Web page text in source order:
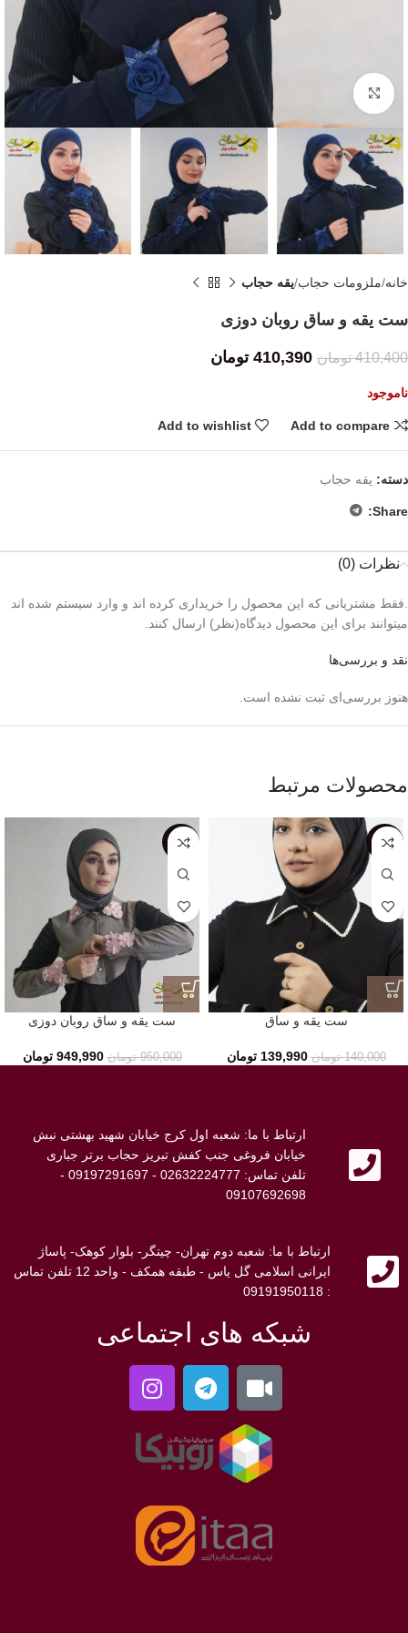
Click to enlarge
خانه ملزومات حجاب یقه حجاب
ست یقه و ساق روبان دوزی
410,400 تومان 410,390 تومان
ناموجود
Add to compare
Add to wishlist
دسته: یقه حجاب
Share:
نظرات (0)
نقد و بررسی‌ها
هنوز بررسی‌ای ثبت نشده است.
.فقط مشتریانی که این محصول را خریداری کرده اند و وارد سیستم شده اند
میتوانند برای این محصول دیدگاه(نظر) ارسال کنند.
محصولات مرتبط
SALE
ست یقه و ساق
140,000 تومان 139,990 تومان
SALE
ست یقه و ساق روبان دوزی
950,000 تومان 949,990 تومان
ارتباط با ما: شعبه اول کرج خیابان شهید بهشتی نبش
خیابان فروغی جنب کفش تبریز حجاب برتر جباری
تلفن تماس: 02632224777 - 09197291697 -
09107692698
ارتباط با ما: شعبه دوم تهران- چیتگر- بلوار کوهک- پاساژ
ایرانی اسلامی گل یاس - طبقه همکف - واحد 12 تلفن تماس
: 09191950118
شبکه های اجتماعی